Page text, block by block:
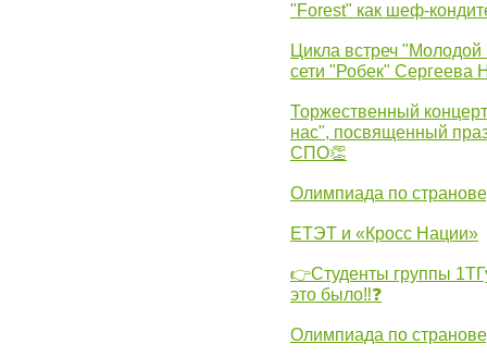
"Forest" как шеф-
Цикла встреч
сети "Робек" Сергеева
Торжественный
нас", посвященный
СПО👏
Олимпиада по
ЕТЭТ и «Кросс Нации»
👉Студенты группы
это было‼❓
Олимпиада по